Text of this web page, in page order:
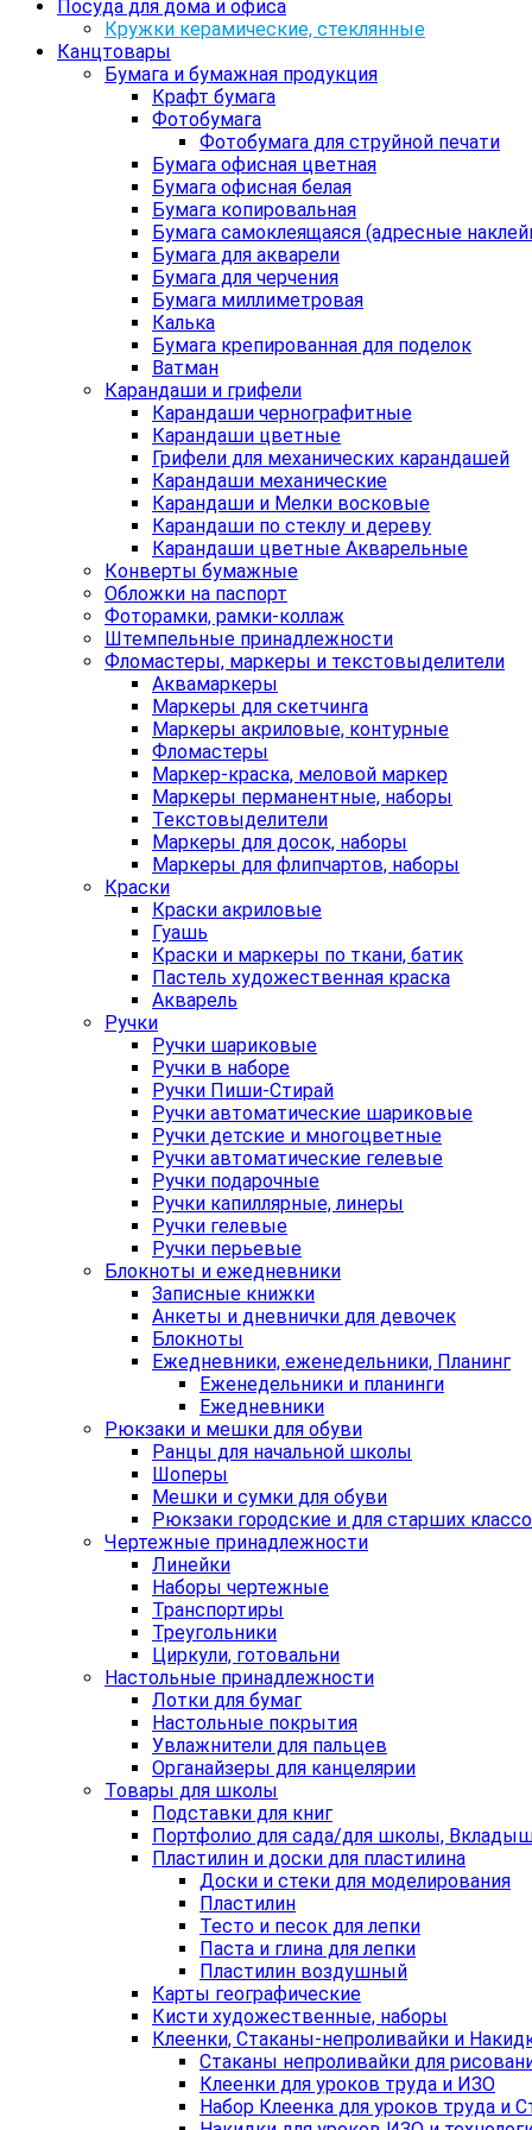
Посуда для дома и офиса
Кружки керамические, стеклянные
Канцтовары
Бумага и бумажная продукция
Крафт бумага
Фотобумага
Фотобумага для струйной печати
Бумага офисная цветная
Бумага офисная белая
Бумага копировальная
Бумага самоклеящаяся (адресные
Бумага для акварели
Бумага для черчения
Бумага миллиметровая
Калька
Бумага крепированная для поделок
Ватман
Карандаши и грифели
Карандаши чернографитные
Карандаши цветные
Грифели для механических карандашей
Карандаши механические
Карандаши и Мелки восковые
Карандаши по стеклу и дереву
Карандаши цветные Акварельные
Конверты бумажные
Обложки на паспорт
Фоторамки, рамки-коллаж
Штемпельные принадлежности
Фломастеры, маркеры и текстовыделители
Аквамаркеры
Маркеры для скетчинга
Маркеры акриловые, контурные
Фломастеры
Маркер-краска, меловой маркер
Маркеры перманентные, наборы
Текстовыделители
Маркеры для досок, наборы
Маркеры для флипчартов, наборы
Краски
Краски акриловые
Гуашь
Краски и маркеры по ткани, батик
Пастель художественная краска
Акварель
Ручки
Ручки шариковые
Ручки в наборе
Ручки Пиши-Стирай
Ручки автоматические шариковые
Ручки детские и многоцветные
Ручки автоматические гелевые
Ручки подарочные
Ручки капиллярные, линеры
Ручки гелевые
Ручки перьевые
Блокноты и ежедневники
Записные книжки
Анкеты и дневнички для девочек
Блокноты
Ежедневники, еженедельники, Планинг
Еженедельники и планинги
Ежедневники
Рюкзаки и мешки для обуви
Ранцы для начальной школы
Шоперы
Мешки и сумки для обуви
Рюкзаки городские и для старших
Чертежные принадлежности
Линейки
Наборы чертежные
Транспортиры
Треугольники
Циркули, готовальни
Настольные принадлежности
Лотки для бумаг
Настольные покрытия
Увлажнители для пальцев
Органайзеры для канцелярии
Товары для школы
Подставки для книг
Портфолио для сада/для школы,
Пластилин и доски для пластилина
Доски и стеки для моделирования
Пластилин
Тесто и песок для лепки
Паста и глина для лепки
Пластилин воздушный
Карты географические
Кисти художественные, наборы
Клеенки, Стаканы-непроливайки и
Стаканы непроливайки для
Клеенки для уроков труда и ИЗО
Набор Клеенка для уроков труда и